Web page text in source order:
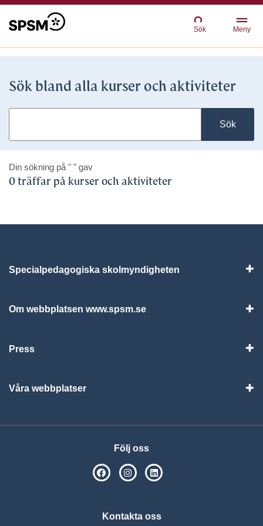
Sök Meny
Sök bland alla kurser och aktiviteter
Sök
Din sökning på " " gav
0 träffar på kurser och aktiviteter
Specialpedagogiska skolmyndigheten
Om webbplatsen www.spsm.se
Press
Våra webbplatser
Följ oss
SPSM på Facebook
SPSM på Instagram
Kontakta oss